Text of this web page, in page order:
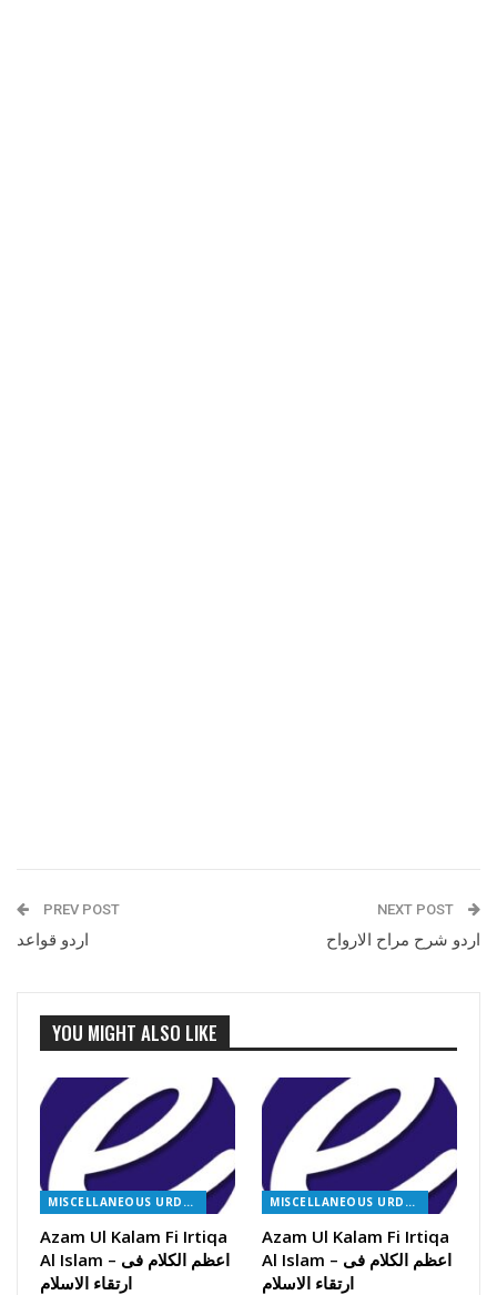
PREV POST
اردو قواعد
NEXT POST
اردو شرح مراح الارواح
YOU MIGHT ALSO LIKE
MISCELLANEOUS URDU BOOKS
Azam Ul Kalam Fi Irtiqa
Al Islam – اعظم الکلام فی
ارتقاء الاسلام
MISCELLANEOUS URDU BOOKS
Azam Ul Kalam Fi Irtiqa
Al Islam – اعظم الکلام فی
ارتقاء الاسلام